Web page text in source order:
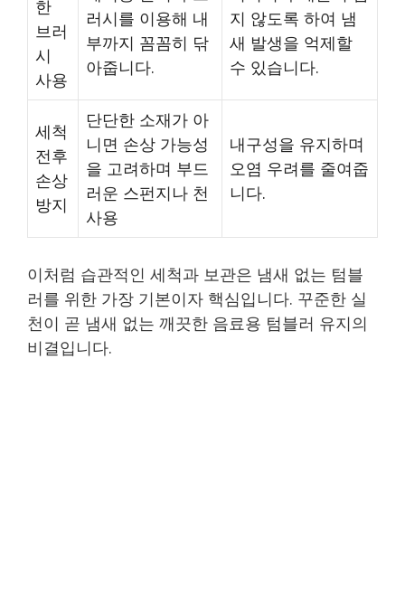
한
브러
시
사용
러시를 이용해 내
부까지 꼼꼼히 닦
아줍니다.
지 않도록 하여 냄
새 발생을 억제할
수 있습니다.
세척
전후
손상
방지
단단한 소재가 아
니면 손상 가능성
을 고려하며 부드
러운 스펀지나 천
사용
내구성을 유지하며
오염 우려를 줄여줍
니다.
이처럼 습관적인 세척과 보관은 냄새 없는 텀블
러를 위한 가장 기본이자 핵심입니다. 꾸준한 실
천이 곧 냄새 없는 깨끗한 음료용 텀블러 유지의
비결입니다.